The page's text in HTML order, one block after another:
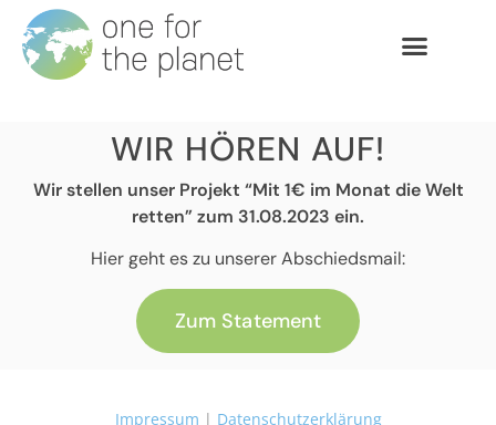
WIR HÖREN AUF!
Wir stellen unser Projekt “Mit 1€ im Monat die Welt
retten” zum 31.08.2023 ein.
Hier geht es zu unserer Abschiedsmail:
Zum Statement
Impressum | Datenschutzerklärung